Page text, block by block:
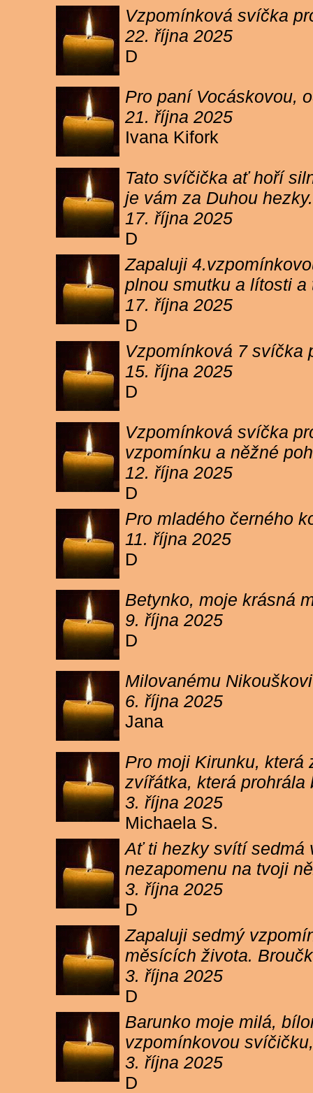
Vzpomínková svíčka
22. října 2025
D
Pro paní Vocáskovou,
21. října 2025
Ivana Kifork
Tato svíčička ať hoří
je vám za Duhou
17. října 2025
D
Zapaluji
plnou smutku a lítosti
17. října 2025
D
Vzpomínková 7 svíčka
15. října 2025
D
Vzpomínková svíčka
vzpomínku a něžné
12. října 2025
D
Pro mladého černého
11. října 2025
D
Betynko, moje krásná
9. října 2025
D
Milovanému
6. října 2025
Jana
Pro moji Kirunku, která
zvířátka, která prohrála
3. října 2025
Michaela S.
Ať ti hezky svítí sedmá
nezapomenu na tvoji
3. října 2025
D
Zapaluji sedmý
měsících života.
3. října 2025
D
Barunko moje milá,
vzpomínkovou
3. října 2025
D